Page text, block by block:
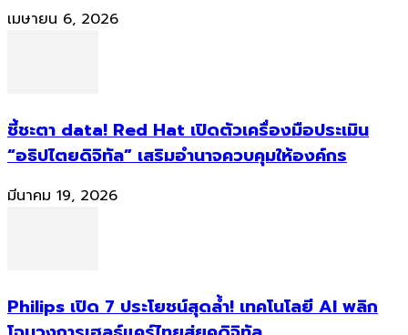
เมษายน 6, 2026
ชี้ชะตา data! Red Hat เปิดตัวเครื่องมือประเมิน
“อธิปไตยดิจิทัล” เสริมอำนาจควบคุมให้องค์กร
มีนาคม 19, 2026
Philips เปิด 7 ประโยชน์สุดล้ำ! เทคโนโลยี AI พลิก